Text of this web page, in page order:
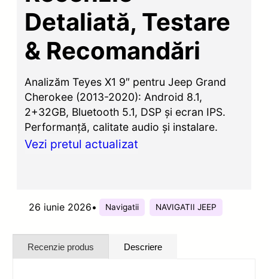
Detaliată, Testare
& Recomandări
Analizăm Teyes X1 9″ pentru Jeep Grand
Cherokee (2013-2020): Android 8.1,
2+32GB, Bluetooth 5.1, DSP și ecran IPS.
Performanță, calitate audio și instalare.
Vezi pretul actualizat
26 iunie 2026• Navigatii NAVIGATII JEEP
Recenzie produs Descriere